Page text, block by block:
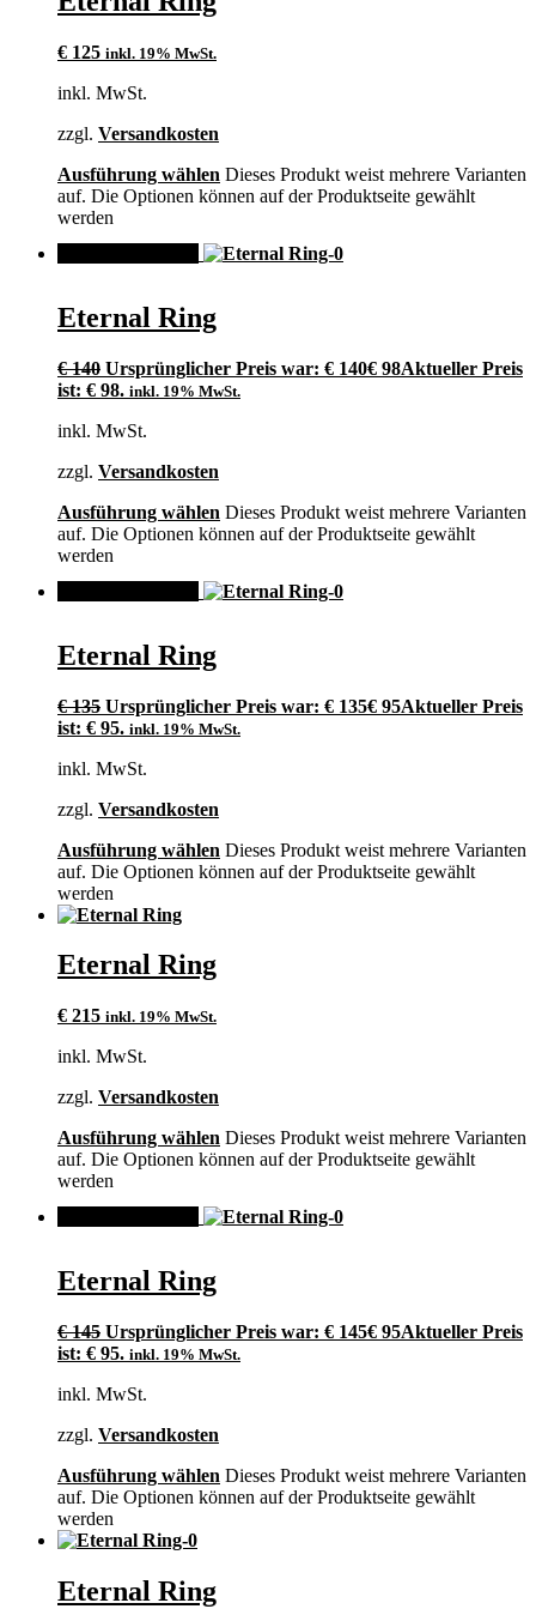
€ 125 inkl. 19% MwSt.
inkl. MwSt.
zzgl. Versandkosten
Ausführung wählen Dieses Produkt weist mehrere Varianten
auf. Die Optionen können auf der Produktseite gewählt
werden
Eternal Ring
€140 Ursprünglicher Preis war: € 140€ 98Aktueller Preis
ist: € 98. inkl. 19% MwSt.
inkl. MwSt.
zzgl. Versandkosten
Ausführung wählen Dieses Produkt weist mehrere Varianten
auf. Die Optionen können auf der Produktseite gewählt
werden
Eternal Ring
€135 Ursprünglicher Preis war: € 135€ 95Aktueller Preis
ist: € 95. inkl. 19% MwSt.
inkl. MwSt.
zzgl. Versandkosten
Ausführung wählen Dieses Produkt weist mehrere Varianten
auf. Die Optionen können auf der Produktseite gewählt
werden
Eternal Ring
€ 215 inkl. 19% MwSt.
inkl. MwSt.
zzgl. Versandkosten
Ausführung wählen Dieses Produkt weist mehrere Varianten
auf. Die Optionen können auf der Produktseite gewählt
werden
Eternal Ring
€145 Ursprünglicher Preis war: € 145€ 95Aktueller Preis
ist: € 95. inkl. 19% MwSt.
inkl. MwSt.
zzgl. Versandkosten
Ausführung wählen Dieses Produkt weist mehrere Varianten
auf. Die Optionen können auf der Produktseite gewählt
werden
Eternal Ring